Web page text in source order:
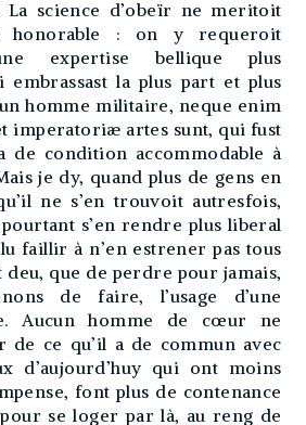
La science d’obeïr ne meritoit
: on y requeroit
expertise bellique plus
la plus part et plus
homme militaire, neque enim
imperatoriæ artes sunt, qui fust
de condition accommodable à
je dy, quand plus de gens en
ne s’en trouvoit autresfois,
s’en rendre plus liberal
faillir à n’en estrener pas tous
deu, que de perdre pour jamais,
de faire, l’usage d’une
Aucun homme de cœur ne
de ce qu’il a de commun avec
d’aujourd’huy qui ont moins
font plus de contenance
se loger par là, au reng de